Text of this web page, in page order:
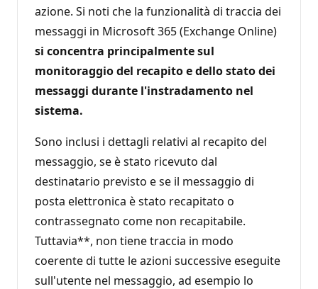
azione. Si noti che la funzionalità di traccia dei
messaggi in Microsoft 365 (Exchange Online)
si concentra principalmente sul
monitoraggio del recapito e dello stato dei
messaggi durante l'instradamento nel
sistema.
Sono inclusi i dettagli relativi al recapito del
messaggio, se è stato ricevuto dal
destinatario previsto e se il messaggio di
posta elettronica è stato recapitato o
contrassegnato come non recapitabile.
Tuttavia**, non tiene traccia in modo
coerente di tutte le azioni successive eseguite
sull'utente nel messaggio, ad esempio lo